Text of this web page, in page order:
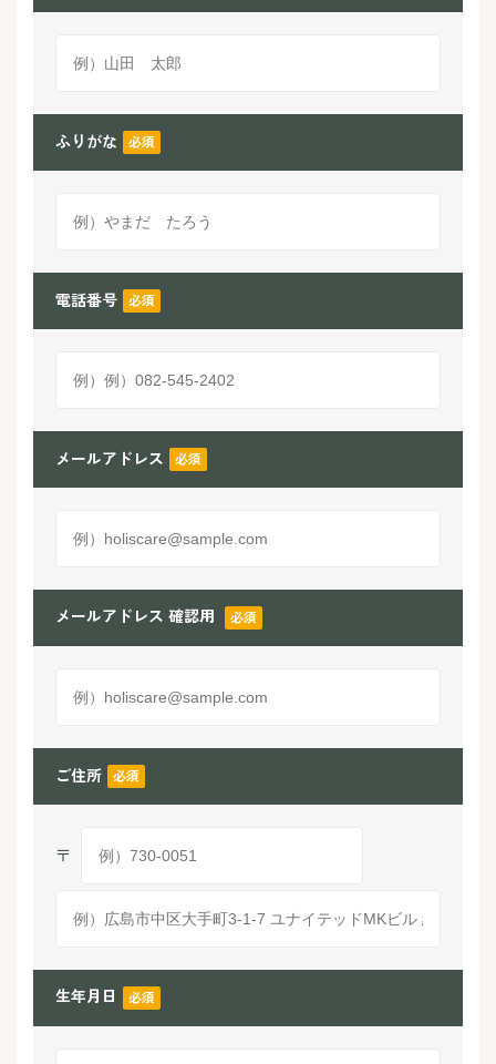
ふりがな 必須
電話番号 必須
メールアドレス 必須
メールアドレス 確認用 必須
ご住所 必須
〒
生年月日 必須